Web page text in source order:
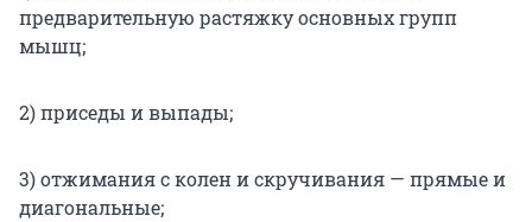
предварительную растяжку основных групп
мышц;
2) приседы и выпады;
3) отжимания с колен и скручивания — прямые и
диагональные;